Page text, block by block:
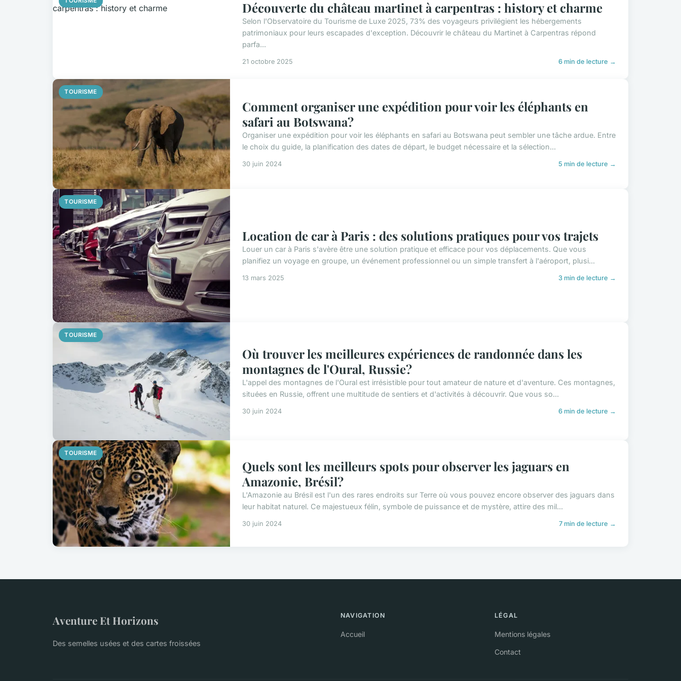
Découverte du château martinet à carpentras : history et charme
Selon l'Observatoire du Tourisme de Luxe 2025, 73% des voyageurs privilégient les hébergements
patrimoniaux pour leurs escapades d'exception. Découvrir le château du Martinet à Carpentras répond
parfa...
21 octobre 2025 6 min de lecture →
TOURISME
Comment organiser une expédition pour voir les éléphants en
safari au Botswana?
Organiser une expédition pour voir les éléphants en safari au Botswana peut sembler une tâche ardue. Entre
le choix du guide, la planification des dates de départ, le budget nécessaire et la sélection...
30 juin 2024 5 min de lecture →
TOURISME
Location de car à Paris : des solutions pratiques pour vos trajets
Louer un car à Paris s'avère être une solution pratique et efficace pour vos déplacements. Que vous
planifiez un voyage en groupe, un événement professionnel ou un simple transfert à l'aéroport, plusi...
13 mars 2025 3 min de lecture →
TOURISME
Où trouver les meilleures expériences de randonnée dans les
montagnes de l'Oural, Russie?
L'appel des montagnes de l'Oural est irrésistible pour tout amateur de nature et d'aventure. Ces montagnes,
situées en Russie, offrent une multitude de sentiers et d'activités à découvrir. Que vous so...
30 juin 2024 6 min de lecture →
TOURISME
Quels sont les meilleurs spots pour observer les jaguars en
Amazonie, Brésil?
L'Amazonie au Brésil est l'un des rares endroits sur Terre où vous pouvez encore observer des jaguars dans
leur habitat naturel. Ce majestueux félin, symbole de puissance et de mystère, attire des mil...
30 juin 2024 7 min de lecture →
Aventure Et Horizons
Des semelles usées et des cartes froissées
NAVIGATION
Accueil
LÉGAL
Mentions légales
Contact